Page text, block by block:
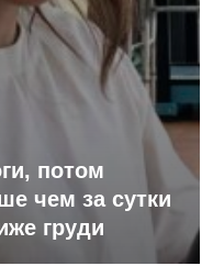
потом
чем за сутки
груди